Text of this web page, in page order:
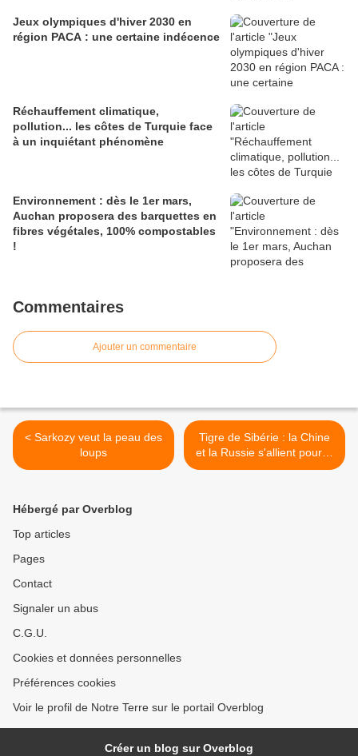
Jeux olympiques d'hiver 2030 en
région PACA : une certaine indécence
Réchauffement climatique,
pollution... les côtes de Turquie face
à un inquiétant phénomène
Environnement : dès le 1er mars,
Auchan proposera des barquettes en
fibres végétales, 100% compostables
!
Commentaires
Ajouter un commentaire
< Sarkozy veut la peau des
loups
Tigre de Sibérie : la Chine
et la Russie s'allient pour le
protéger >
Hébergé par Overblog
Top articles
Pages
Contact
Signaler un abus
C.G.U.
Cookies et données personnelles
Préférences cookies
Voir le profil de Notre Terre sur le portail Overblog
Créer un blog sur Overblog